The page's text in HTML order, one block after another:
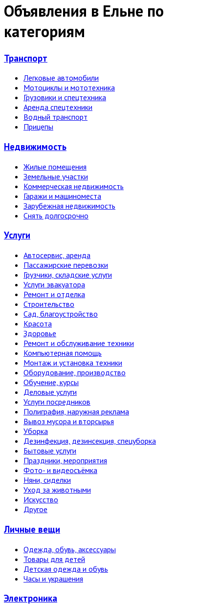
Объявления в Ельне по
категориям
Транспорт
Легковые автомобили
Мотоциклы и мототехника
Грузовики и спецтехника
Аренда спецтехники
Водный транспорт
Прицепы
Недвижи­мость
Жилые помещения
Земельные участки
Коммерческая недвижимость
Гаражи и машиноместа
Зарубежная недвижимость
Снять долгосрочно
Услуги
Автосервис, аренда
Пассажирские перевозки
Грузчики, складские услуги
Услуги эвакуатора
Ремонт и отделка
Строительство
Сад, благоустройство
Красота
Здоровье
Ремонт и обслуживание техники
Компьютерная помощь
Монтаж и установка техники
Оборудование, производство
Обучение, курсы
Деловые услуги
Услуги посредников
Полиграфия, наружная реклама
Вывоз мусора и вторсырья
Уборка
Дезинфекция, дезинсекция, спецуборка
Бытовые услуги
Праздники, мероприятия
Фото- и видеосъёмка
Няни, сиделки
Уход за животными
Искусство
Другое
Личные вещи
Одежда, обувь, аксессуары
Товары для детей
Детская одежда и обувь
Часы и украшения
Электро­ника